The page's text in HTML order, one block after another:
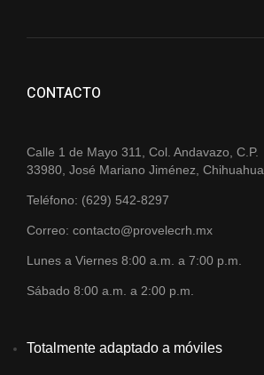
CONTACTO
Calle 1 de Mayo 311, Col. Andavazo, C.P.
33980, José Mariano Jiménez, Chihuahua.
Teléfono: (629) 542-8297
Correo: contacto@provelecrh.mx
Lunes a Viernes 8:00 a.m. a 7:00 p.m.
Sábado 8:00 a.m. a 2:00 p.m.
Totalmente adaptado a móviles